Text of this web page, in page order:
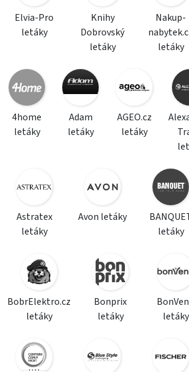
Elvia-Pro
letáky
Knihy
Dobrovský
letáky
Nakup-
letáky
4home
letáky
Adam
letáky
AGEO.cz
letáky
Astratex
letáky
Avon letáky
letáky
BobrElektro.cz
letáky
Bonprix
letáky
letáky